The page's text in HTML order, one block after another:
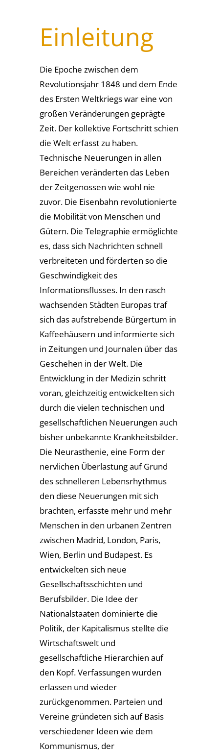
Einleitung
Die Epoche zwischen dem
Revolutionsjahr 1848 und dem Ende
des Ersten Weltkriegs war eine von
großen Veränderungen geprägte
Zeit. Der kollektive Fortschritt schien
die Welt erfasst zu haben.
Technische Neuerungen in allen
Bereichen veränderten das Leben
der Zeitgenossen wie wohl nie
zuvor. Die Eisenbahn revolutionierte
die Mobilität von Menschen und
Gütern. Die Telegraphie ermöglichte
es, dass sich Nachrichten schnell
verbreiteten und förderten so die
Geschwindigkeit des
Informationsflusses. In den rasch
wachsenden Städten Europas traf
sich das aufstrebende Bürgertum in
Kaffeehäusern und informierte sich
in Zeitungen und Journalen über das
Geschehen in der Welt. Die
Entwicklung in der Medizin schritt
voran, gleichzeitig entwickelten sich
durch die vielen technischen und
gesellschaftlichen Neuerungen auch
bisher unbekannte Krankheitsbilder.
Die Neurasthenie, eine Form der
nervlichen Überlastung auf Grund
des schnelleren Lebensrhythmus
den diese Neuerungen mit sich
brachten, erfasste mehr und mehr
Menschen in den urbanen Zentren
zwischen Madrid, London, Paris,
Wien, Berlin und Budapest. Es
entwickelten sich neue
Gesellschaftsschichten und
Berufsbilder. Die Idee der
Nationalstaaten dominierte die
Politik, der Kapitalismus stellte die
Wirtschaftswelt und
gesellschaftliche Hierarchien auf
den Kopf. Verfassungen wurden
erlassen und wieder
zurückgenommen. Parteien und
Vereine gründeten sich auf Basis
verschiedener Ideen wie dem
Kommunismus, der